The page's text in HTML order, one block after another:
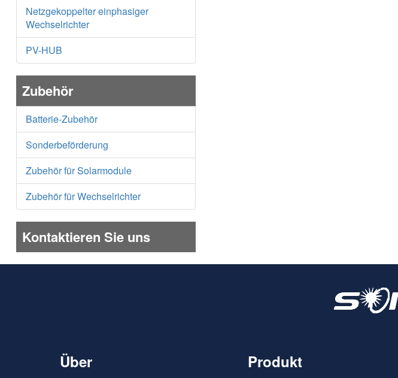
Netzgekoppelter einphasiger
Wechselrichter
PV-HUB
Zubehör
Batterie-Zubehör
Sonderbeförderung
Zubehör für Solarmodule
Zubehör für Wechselrichter
Kontaktieren Sie uns
Über Produkt